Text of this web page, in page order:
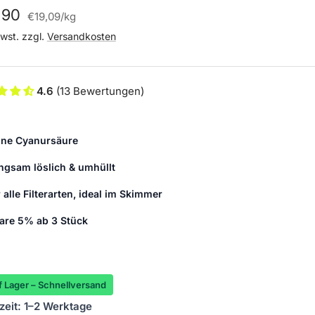
€19,09/kg
zzgl. Versandkosten
4.6 (13 Bewertungen)
Cyanursäure
löslich & umhüllt
alle Filterarten, ideal im Skimmer
5% ab 3 Stück
Lager – Schnellversand
1–2 Werktage